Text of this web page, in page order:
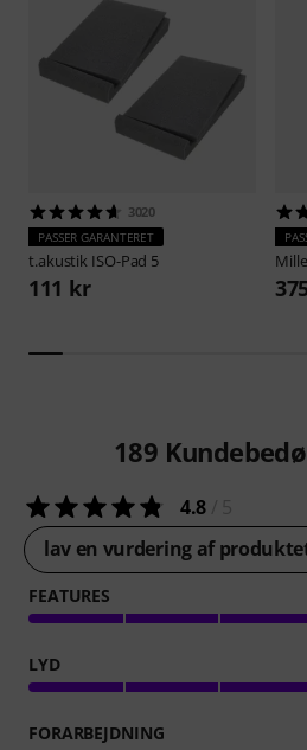
3020
PASSER GARANTERET
t.akustik ISO-Pad 5
111 kr
189
4.8
lav en vurdering af
FEATURES
LYD
FORARBEJDNING